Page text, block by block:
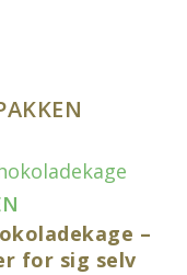
–
for sig selv